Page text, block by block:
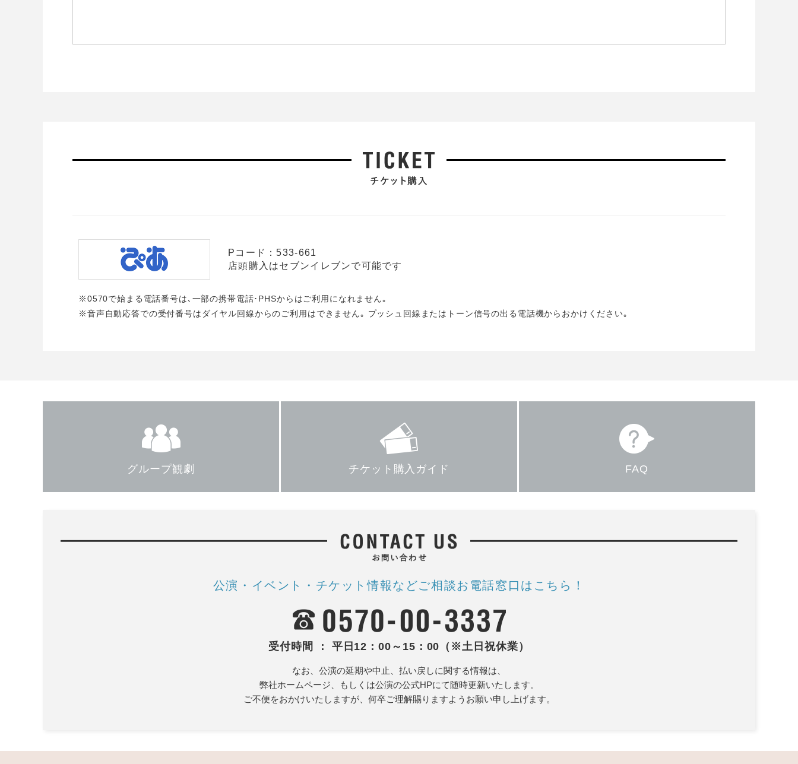
Pコード：533-661
店頭購入はセブンイレブンで可能です
※0570で始まる電話番号は､一部の携帯電話･PHSからはご利用になれません｡
※音声自動応答での受付番号はダイヤル回線からのご利用はできません｡ プッシュ回線またはトーン信号の出る電話機からおかけください｡
グループ観劇 チケット購入ガイド FAQ
公演・イベント・チケット情報などご相談お電話窓口はこちら！
受付時間 ： 平日12：00～15：00（※土日祝休業）
なお、公演の延期や中止、払い戻しに関する情報は、
弊社ホームページ、もしくは公演の公式HPにて随時更新いたします。
ご不便をおかけいたしますが、何卒ご理解賜りますようお願い申し上げます。